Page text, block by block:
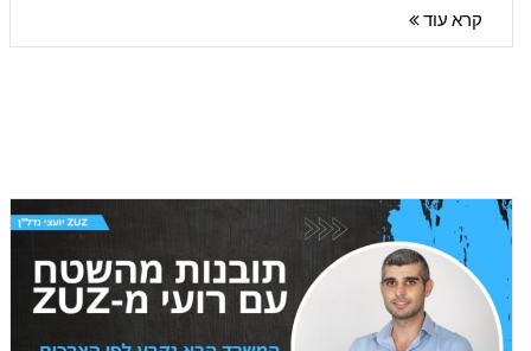
קרא עוד